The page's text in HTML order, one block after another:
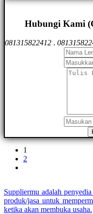
Hubungi Kami
081315822412 .
1
2
Suppliermu adalah
produk/jasa untuk
ketika akan membuka usaha.